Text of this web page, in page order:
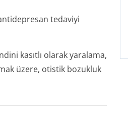
tedaviyi
kasıtlı olarak yaralama,
üzere, otistik bozukluk